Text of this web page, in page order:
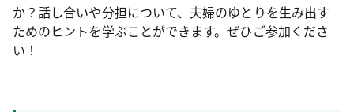
か？話し合いや分担について、夫婦のゆとりを生み出す
ためのヒントを学ぶことができます。ぜひご参加くださ
い！